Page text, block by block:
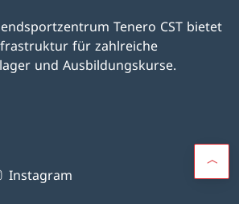
Tenero CST bietet
für zahlreiche
und Ausbildungskurse.
Instagram